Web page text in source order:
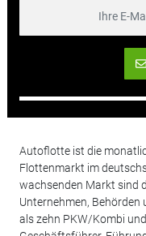
Autoflotte ist die
Flottenmarkt im
wachsenden Markt sind
Unternehmen,
als zehn PKW/Kombi